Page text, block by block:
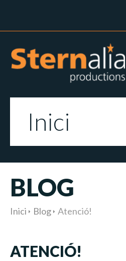
Inici
BLOG
Inici Blog Atenció!
ATENCIÓ!